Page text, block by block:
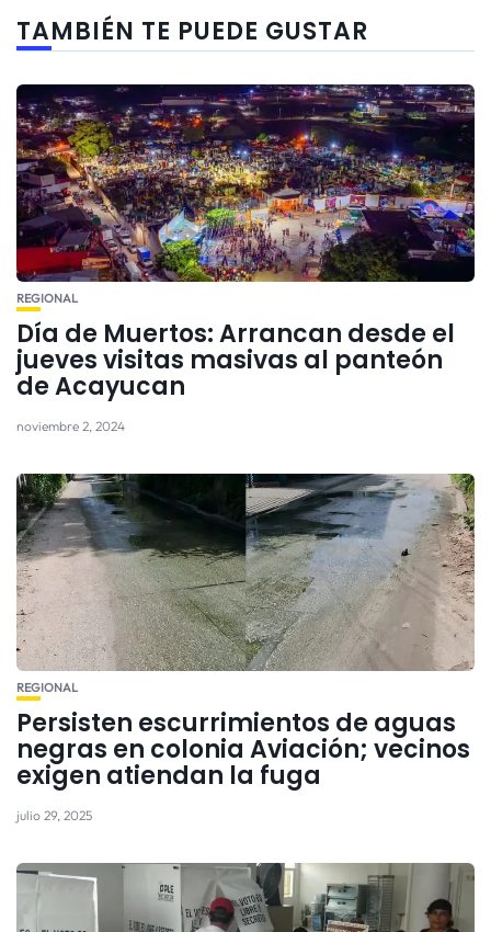
TAMBIÉN TE PUEDE GUSTAR
REGIONAL
Día de Muertos: Arrancan desde el
jueves visitas masivas al panteón
de Acayucan
noviembre 2, 2024
REGIONAL
Persisten escurrimientos de aguas
negras en colonia Aviación; vecinos
exigen atiendan la fuga
julio 29, 2025